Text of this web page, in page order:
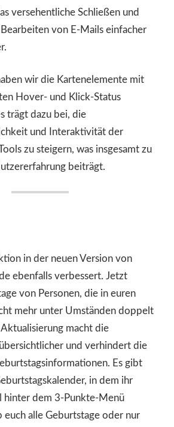
versehentliche Schließen und
von E-Mails einfacher
wir die Kartenelemente mit
Hover- und Klick-Status
trägt dazu bei, die
und Interaktivität der
zu steigern, was insgesamt zu
beiträgt.
in der neuen Version von
ebenfalls verbessert. Jetzt
von Personen, die in euren
mehr unter Umständen doppelt
macht die
und verhindert die
Es gibt
in dem ihr
hinter dem 3-Punkte-Menü
euch alle Geburtstage oder nur